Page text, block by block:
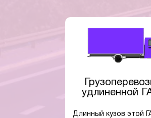
удлиненной
Длинный кузов этой